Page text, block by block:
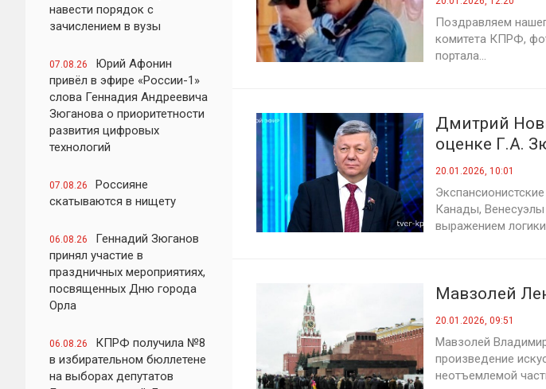
навести порядок с
зачислением в вузы
07.08.26
Юрий Афонин
привёл в эфире «России-1»
слова Геннадия Андреевича
Зюганова о приоритетности
развития цифровых
технологий
07.08.26
Россияне
скатываются в нищету
06.08.26
Геннадий Зюганов
принял участие в
праздничных мероприятиях,
посвященных Дню города
Орла
06.08.26
КПРФ получила №8
в избирательном бюллетене
на выборах депутатов
Поздравляем
комитета КПРФ,
портала...
Дмитрий
оценке Г.А.
Трампа и
20.01.2026, 10:01
Канады,
выражением логики
Мавзолей
20.01.2026, 09:51
Мавзолей
произведение
неотъемлемой